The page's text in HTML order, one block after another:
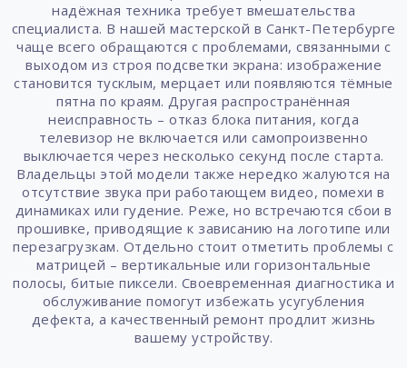
надёжная техника требует вмешательства
специалиста. В нашей мастерской в Санкт-Петербурге
чаще всего обращаются с проблемами, связанными с
выходом из строя подсветки экрана: изображение
становится тусклым, мерцает или появляются тёмные
пятна по краям. Другая распространённая
неисправность – отказ блока питания, когда
телевизор не включается или самопроизвенно
выключается через несколько секунд после старта.
Владельцы этой модели также нередко жалуются на
отсутствие звука при работающем видео, помехи в
динамиках или гудение. Реже, но встречаются сбои в
прошивке, приводящие к зависанию на логотипе или
перезагрузкам. Отдельно стоит отметить проблемы с
матрицей – вертикальные или горизонтальные
полосы, битые пиксели. Своевременная диагностика и
обслуживание помогут избежать усугубления
дефекта, а качественный ремонт продлит жизнь
вашему устройству.